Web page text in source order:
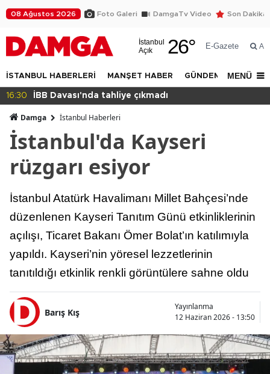
08 Ağustos 2026 Foto Galeri DamgaTv Video Son Dakika
İstanbul
Açık
26° E-Gazete Ara
İSTANBUL HABERLERİ MANŞET HABER GÜNDEM DÜNYA
MENÜ
14:32 Beylikdüzü Yakuplu'da daralan sokak tepkisi!
Damga İstanbul Haberleri
İstanbul'da Kayseri
rüzgarı esiyor
İstanbul Atatürk Havalimanı Millet Bahçesi’nde
düzenlenen Kayseri Tanıtım Günü etkinliklerinin
açılışı, Ticaret Bakanı Ömer Bolat’ın katılımıyla
yapıldı. Kayseri’nin yöresel lezzetlerinin
tanıtıldığı etkinlik renkli görüntülere sahne oldu
Barış Kış
Yayınlanma
12 Haziran 2026 - 13:50